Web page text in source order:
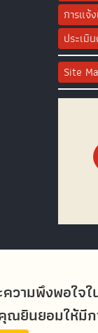
ามพึงพอใจใ
ณยินยอมให้มี
การแจ้
ประเมิ
Site